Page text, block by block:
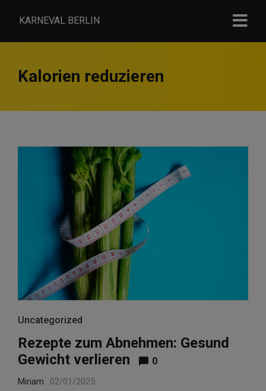
KARNEVAL BERLIN
Kalorien reduzieren
Uncategorized
Rezepte zum Abnehmen: Gesund
Gewicht verlieren
0
Miriam 02/01/2025